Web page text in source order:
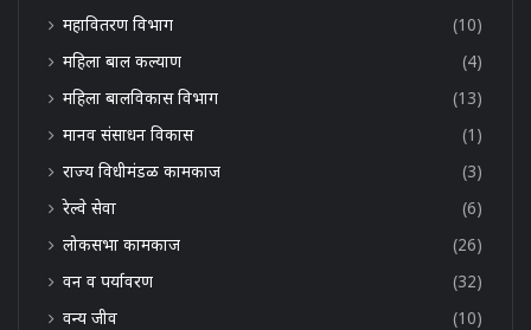
महावितरण विभाग
(10)
महिला बाल कल्याण
(4)
महिला बालविकास विभाग
(13)
मानव संसाधन विकास
(1)
राज्य विधीमंडळ कामकाज
(3)
रेल्वे सेवा
(6)
लोकसभा कामकाज
(26)
वन व पर्यावरण
(32)
वन्य जीव
(10)